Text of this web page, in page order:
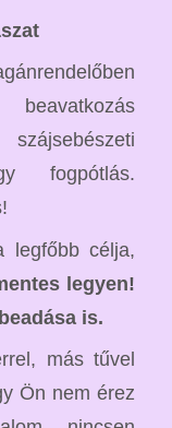
fogpótlás.
legfőbb célja,
legyen!
is.
más tűvel
Ön nem érez